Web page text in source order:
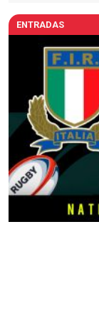
ENTRADAS